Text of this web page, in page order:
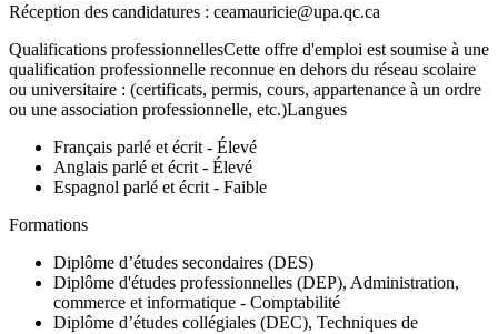
Réception des candidatures : ceamauricie@upa.qc.ca
Qualifications professionnellesCette offre d'emploi est soumise à une
qualification professionnelle reconnue en dehors du réseau scolaire
ou universitaire : (certificats, permis, cours, appartenance à un ordre
ou une association professionnelle, etc.)Langues
Français parlé et écrit - Élevé
Anglais parlé et écrit - Élevé
Espagnol parlé et écrit - Faible
Formations
Diplôme d’études secondaires (DES)
Diplôme d'études professionnelles (DEP), Administration,
commerce et informatique - Comptabilité
Diplôme d’études collégiales (DEC), Techniques de